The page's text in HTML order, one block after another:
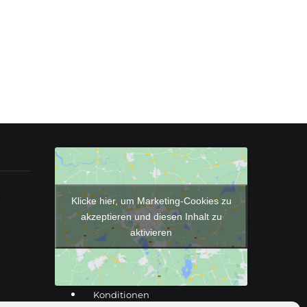
Klicke hier, um Marketing-Cookies zu
akzeptieren und diesen Inhalt zu
aktivieren
Konditionen